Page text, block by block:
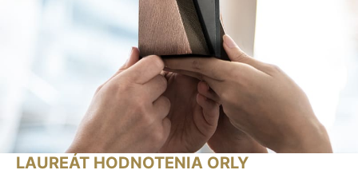
LAUREÁT HODNOTENIA ORLY